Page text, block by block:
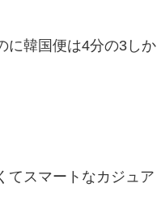
に韓国便は4分の3しか
てスマートなカジュア